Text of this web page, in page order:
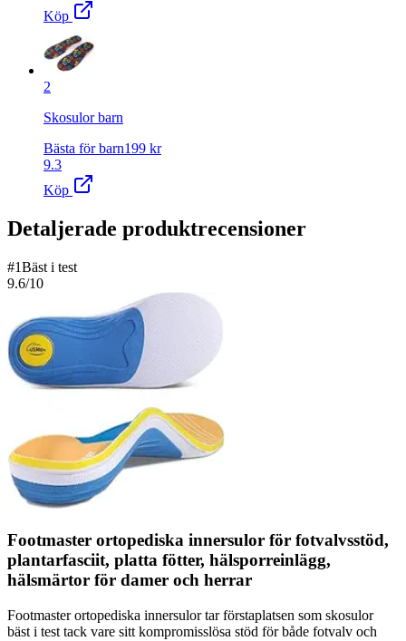
Köp
2
Skosulor barn
Bästa för barn199 kr
9.3
Köp
Detaljerade produktrecensioner
#1Bäst i test
9.6/10
Footmaster ortopediska innersulor för fotvalvsstöd,
plantarfasciit, platta fötter, hälsporreinlägg,
hälsmärtor för damer och herrar
Footmaster ortopediska innersulor tar förstaplatsen som skosulor
bäst i test tack vare sitt kompromisslösa stöd för både fotvalv och